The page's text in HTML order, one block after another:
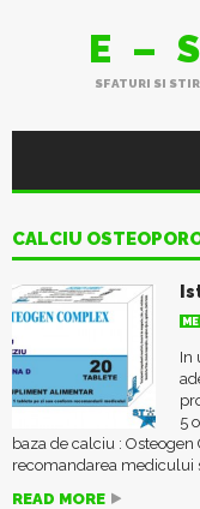
E –
SFATURI SI
CALCIU
In
5
baza de calciu :
recomandarea medicului
READ MORE